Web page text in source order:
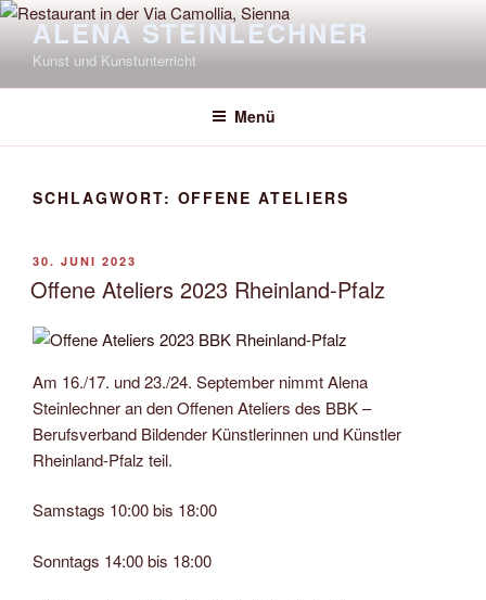
Zum
Inhalt
springen
ALENA STEINLECHNER
Kunst und Kunstunterricht
Menü
SCHLAGWORT: OFFENE ATELIERS
VERÖFFENTLICHT
AM
30. JUNI 2023
Offene Ateliers 2023 Rheinland-Pfalz
Am 16./17. und 23./24. September nimmt Alena
Steinlechner an den Offenen Ateliers des BBK –
Berufsverband Bildender Künstlerinnen und Künstler
Rheinland-Pfalz teil.
Samstags 10:00 bis 18:00
Sonntags 14:00 bis 18:00